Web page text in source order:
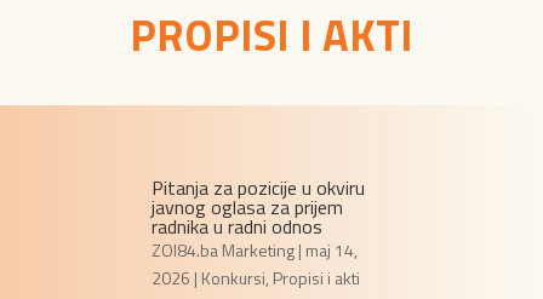
PROPISI I AKTI
Pitanja za pozicije u okviru
javnog oglasa za prijem
radnika u radni odnos
ZOI84.ba Marketing| maj 14,
2026 | Konkursi, Propisi i akti